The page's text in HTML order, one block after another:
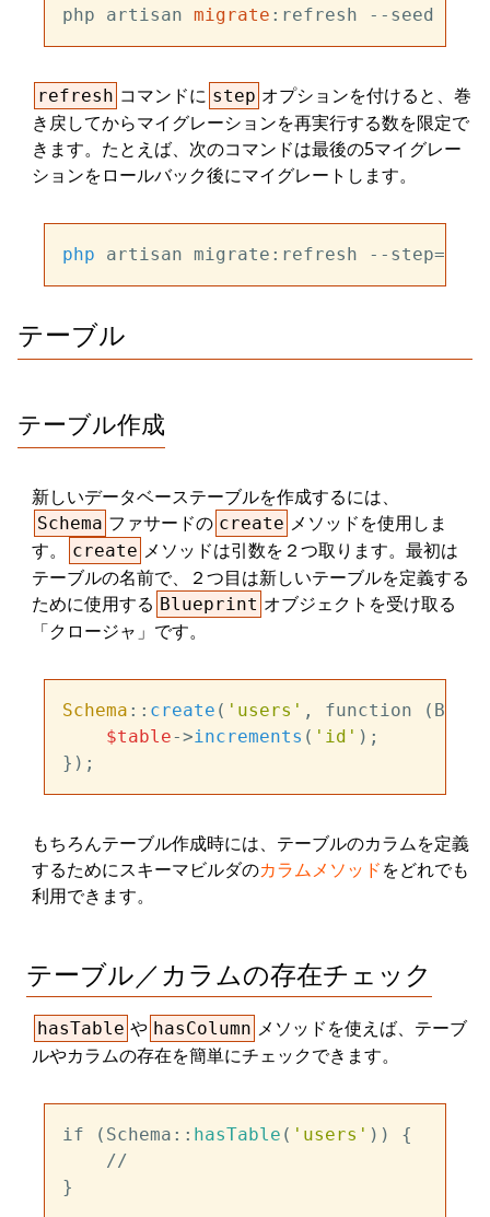
php artisan migrate
refresh コマンドに step オプションを付けると、巻
き戻してからマイグレーションを再実行する数を限定で
きます。たとえば、次のコマンドは最後の5マイグレー
ションをロールバック後にマイグレートします。
php artisan migrate:refresh --step=
テーブル
テーブル作成
新しいデータベーステーブルを作成するには、
Schema ファサードの create メソッドを使用しま
す。
create メソッドは引数を２つ取ります。最初は
テーブルの名前で、２つ目は新しいテーブルを定義する
ために使用する Blueprint オブジェクトを受け取る
「クロージャ」です。
Schema :: create ( 'users' , function
$table->increments ( 'id' );
もちろんテーブル作成時には、テーブルのカラムを定義
するためにスキーマビルダのカラムメソッドをどれでも
利用できます。
テーブル／カラムの存在チェック
hasTable や hasColumn メソッドを使えば、テーブ
ルやカラムの存在を簡単にチェックできます。
if (Schema:: hasTable ( 'users' )) {
    //
}